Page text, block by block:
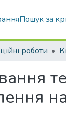
Пошук за
роботи